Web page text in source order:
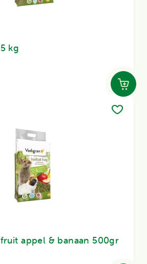
kg
appel & banaan 500gr